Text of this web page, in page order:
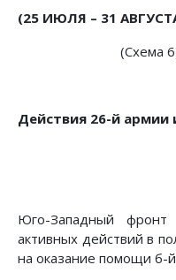
(25 ИЮЛЯ – 31
(Схема
Действия 26-й армии
Юго-Западный
активных действий в
на оказание помощи б-